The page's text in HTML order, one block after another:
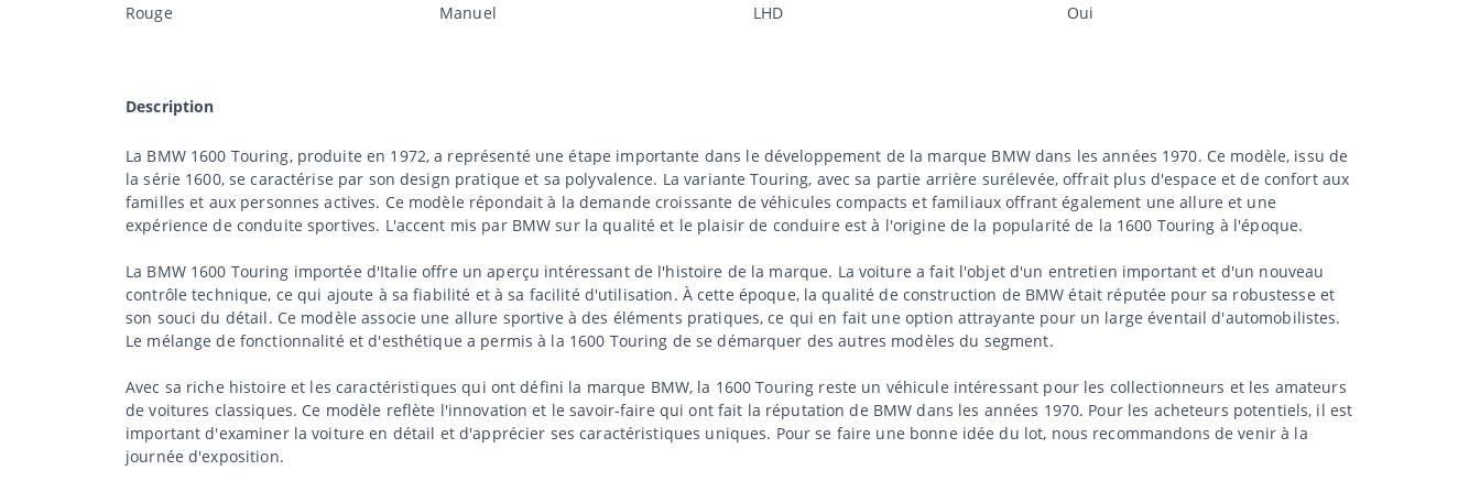
Rouge
Manuel
LHD
Oui
Description
La BMW 1600 Touring, produite en 1972, a représenté une étape importante dans le développement de la marque BMW dans les années 1970. Ce modèle, issu de
la série 1600, se caractérise par son design pratique et sa polyvalence. La variante Touring, avec sa partie arrière surélevée, offrait plus d'espace et de confort aux
familles et aux personnes actives. Ce modèle répondait à la demande croissante de véhicules compacts et familiaux offrant également une allure et une
expérience de conduite sportives. L'accent mis par BMW sur la qualité et le plaisir de conduire est à l'origine de la popularité de la 1600 Touring à l'époque.
La BMW 1600 Touring importée d'Italie offre un aperçu intéressant de l'histoire de la marque. La voiture a fait l'objet d'un entretien important et d'un nouveau
contrôle technique, ce qui ajoute à sa fiabilité et à sa facilité d'utilisation. À cette époque, la qualité de construction de BMW était réputée pour sa robustesse et
son souci du détail. Ce modèle associe une allure sportive à des éléments pratiques, ce qui en fait une option attrayante pour un large éventail d'automobilistes.
Le mélange de fonctionnalité et d'esthétique a permis à la 1600 Touring de se démarquer des autres modèles du segment.
Avec sa riche histoire et les caractéristiques qui ont défini la marque BMW, la 1600 Touring reste un véhicule intéressant pour les collectionneurs et les amateurs
de voitures classiques. Ce modèle reflète l'innovation et le savoir-faire qui ont fait la réputation de BMW dans les années 1970. Pour les acheteurs potentiels, il est
important d'examiner la voiture en détail et d'apprécier ses caractéristiques uniques. Pour se faire une bonne idée du lot, nous recommandons de venir à la
journée d'exposition.